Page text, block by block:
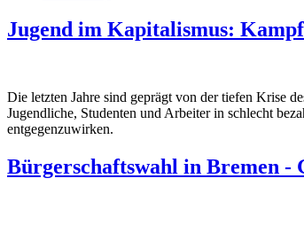
Jugend im Kapitalismus: Kampf
Die letzten Jahre sind geprägt von der tiefen Krise
Jugendliche, Studenten und Arbeiter in schlecht
entgegenzuwirken.
Bürgerschaftswahl in Bremen -